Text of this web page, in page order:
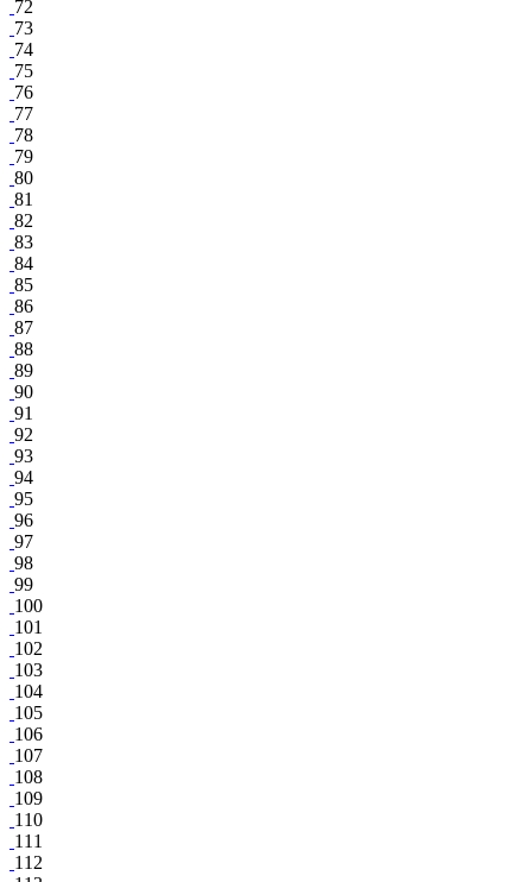
72
73
74
75
76
77
78
79
80
81
82
83
84
85
86
87
88
89
90
91
92
93
94
95
96
97
98
99
100
101
102
103
104
105
106
107
108
109
110
111
112